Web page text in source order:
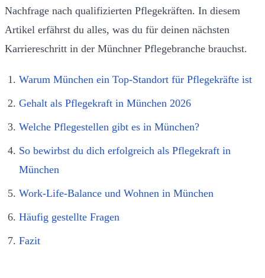
Nachfrage nach qualifizierten Pflegekräften. In diesem
Artikel erfährst du alles, was du für deinen nächsten
Karriereschritt in der Münchner Pflegebranche brauchst.
Warum München ein Top-Standort für Pflegekräfte ist
Gehalt als Pflegekraft in München 2026
Welche Pflegestellen gibt es in München?
So bewirbst du dich erfolgreich als Pflegekraft in
München
Work-Life-Balance und Wohnen in München
Häufig gestellte Fragen
Fazit